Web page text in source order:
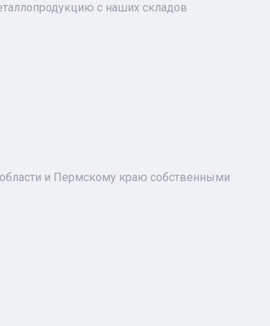
с наших складов
и Пермскому краю собственными